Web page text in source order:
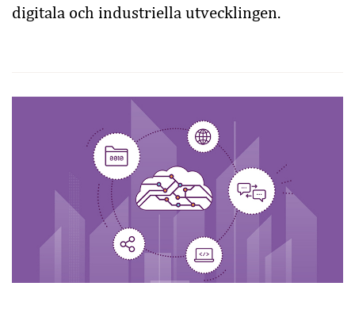
digitala och industriella utvecklingen.